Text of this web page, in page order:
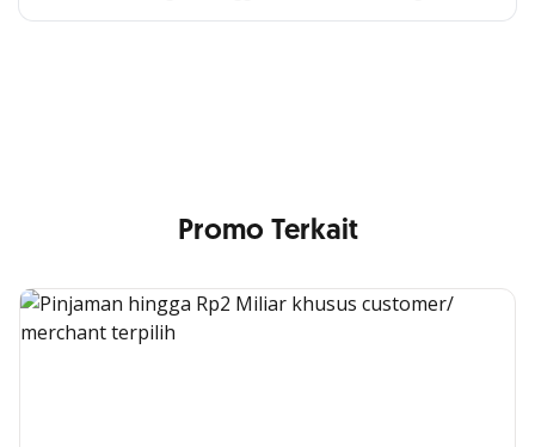
di Satu Genggaman
Promo Terkait